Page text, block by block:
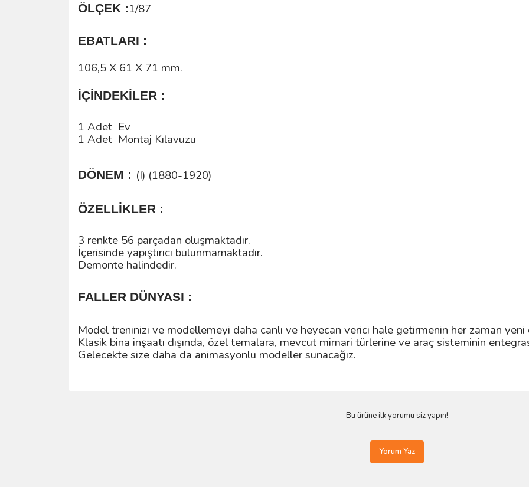
ÖLÇEK :1/87
EBATLARI :
106,5 X 61 X 71 mm.
İÇİNDEKİLER :
1 Adet Ev
1 Adet Montaj Kılavuzu
DÖNEM : (I) (1880-1920)
ÖZELLİKLER :
3 renkte 56 parçadan oluşmaktadır.
İçerisinde yapıştırıcı bulunmamaktadır.
Demonte halindedir.
FALLER DÜNYASI :
Model treninizi ve modellemeyi daha canlı ve heyecan verici hale getirmenin her zaman yeni
Klasik bina inşaatı dışında, özel temalara, mevcut mimari türlerine ve araç sisteminin
Gelecekte size daha da animasyonlu modeller sunacağız.
Bu ürüne ilk yorumu siz yapın!
Yorum Yaz